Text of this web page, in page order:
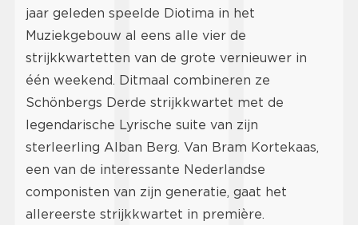
jaar geleden speelde Diotima in het
Muziekgebouw al eens alle vier de
strijkkwartetten van de grote vernieuwer in
één weekend. Ditmaal combineren ze
Schönbergs Derde strijkkwartet met de
legendarische Lyrische suite van zijn
sterleerling Alban Berg. Van Bram Kortekaas,
een van de interessante Nederlandse
componisten van zijn generatie, gaat het
allereerste strijkkwartet in première.